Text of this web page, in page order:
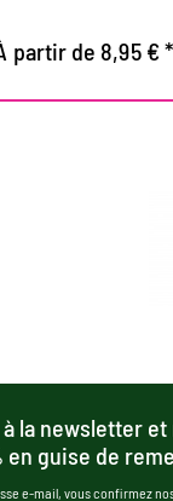
partir de 8,95 € *
la newsletter et
en guise de
e-mail, vous confirmez